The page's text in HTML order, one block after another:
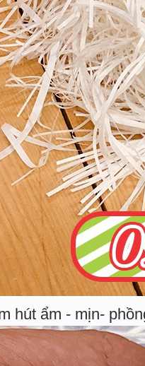
hút ẩm - mịn-